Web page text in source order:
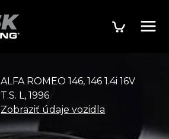
ALFA ROMEO 146, 146 1.4i 16V
T.S. L, 1996
Zobraziť údaje vozidla